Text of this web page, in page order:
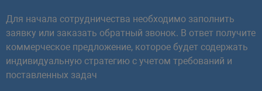
Для начала сотрудничества необходимо заполнить
заявку или заказать обратный звонок. В ответ получите
коммерческое предложение, которое будет содержать
индивидуальную стратегию с учетом требований и
поставленных задач